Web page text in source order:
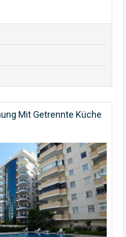
Mit Getrennte Küche